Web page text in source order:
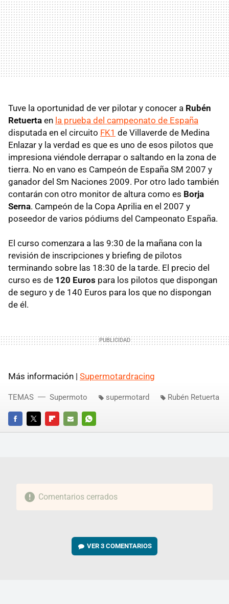
Tuve la oportunidad de ver pilotar y conocer a Rubén
Retuerta en la prueba del campeonato de España
disputada en el circuito FK1 de Villaverde de Medina
Enlazar y la verdad es que es uno de esos pilotos que
impresiona viéndole derrapar o saltando en la zona de
tierra. No en vano es Campeón de España SM 2007 y
ganador del Sm Naciones 2009. Por otro lado también
contarán con otro monitor de altura como es Borja
Serna. Campeón de la Copa Aprilia en el 2007 y
poseedor de varios pódiums del Campeonato España.
El curso comenzara a las 9:30 de la mañana con la
revisión de inscripciones y briefing de pilotos
terminando sobre las 18:30 de la tarde. El precio del
curso es de 120 Euros para los pilotos que dispongan
de seguro y de 140 Euros para los que no dispongan
de él.
Más información | Supermotardracing
FACEBOOKTWITTERFLIPBOARD
E-
WHATSAPP
TEMAS Supermoto supermotard Rubén Retuerta
Comentarios cerrados
VER3 COMENTARIOS